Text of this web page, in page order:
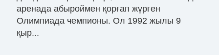
аренада абыроймен қорғап жүрген
Олимпиада чемпионы. Ол 1992 жылы 9
қыр...